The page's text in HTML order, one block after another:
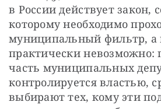
в России действует закон,
которому необходимо
муниципальный фильтр, а
практически невозможно:
часть муниципальных
контролируется властью,
выбирают тех, кому эти